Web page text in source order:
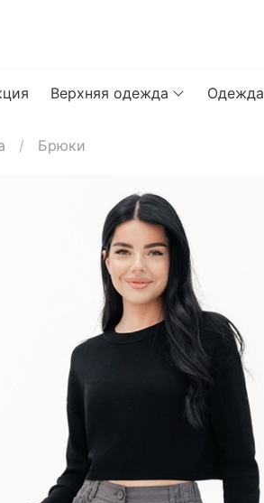
Верхняя одежда Одежда
Брюки